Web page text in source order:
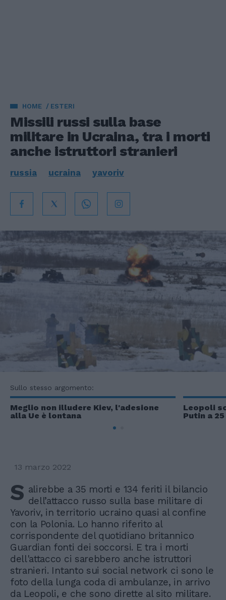
HOME ESTERI
Missili russi sulla base
militare in Ucraina, tra i morti
anche istruttori stranieri
russia ucraina yavoriv
Sullo stesso argomento:
Meglio non illudere Kiev, l'adesione
alla Ue è lontana
Leopoli
Putin a
13 marzo 2022
S alirebbe a 35 morti e 134 feriti il bilancio
dell’attacco russo sulla base militare di
Yavoriv, in territorio ucraino quasi al confine
con la Polonia. Lo hanno riferito al
corrispondente del quotidiano britannico
Guardian fonti dei soccorsi. E tra i morti
dell'attacco ci sarebbero anche istruttori
stranieri. Intanto sui social network ci sono le
foto della lunga coda di ambulanze, in arrivo
da Leopoli, e che sono dirette al sito militare.